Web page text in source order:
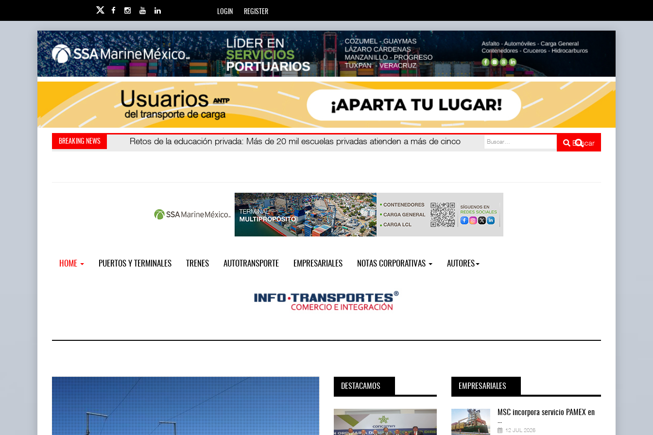
LOGIN REGISTER
BREAKING NEWS Miguel Ángel Bres encabezará
Retos de la educación privada: Más de 20 mil escuelas privadas atienden a más de cinco
Buscar
HOME PUERTOS Y TERMINALES TRENES AUTOTRANSPORTE EMPRESARIALES NOTAS CORPORATIVAS AUTORES
DESTACAMOS EMPRESARIALES
MSC incorpora servicio PAMEX en
...
12 JUL 2026
MSC incorpora servicio PAMEX en
...
12 JUL 2026
MSC incorpora servicio PAMEX en
12 JUL 2026